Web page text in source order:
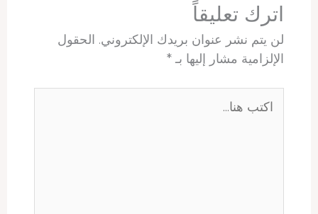
اترك تعليقاً
لن يتم نشر عنوان بريدك الإلكتروني. الحقول
الإلزامية مشار إليها بـ*
هنا...